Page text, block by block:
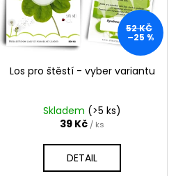
k
ů
p 52 KČ
–25 %
Los pro štěstí - vyber variantu
Skladem (>5 ks)
39 Kč / ks
DETAIL